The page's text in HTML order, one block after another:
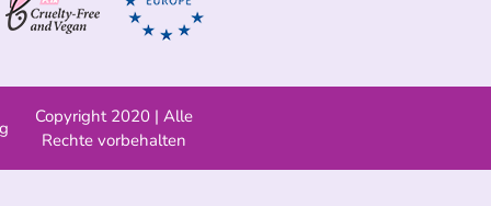
Copyright 2020 | Alle
Rechte vorbehalten